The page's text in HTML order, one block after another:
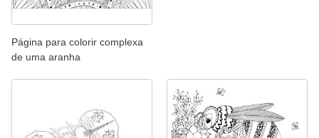
Página para colorir complexa
de uma aranha